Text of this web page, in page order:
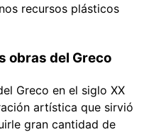
recursos plásticos
obras del Greco
Greco en el siglo XX
artística que sirvió
gran cantidad de